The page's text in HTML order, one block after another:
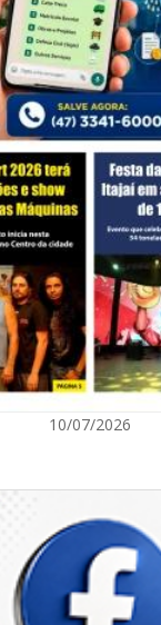
formação de
se forma e quais
10/07/2026